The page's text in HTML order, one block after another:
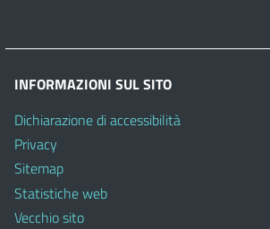
INFORMAZIONI SUL SITO
Dichiarazione di accessibilità
Privacy
Sitemap
Statistiche web
Vecchio sito